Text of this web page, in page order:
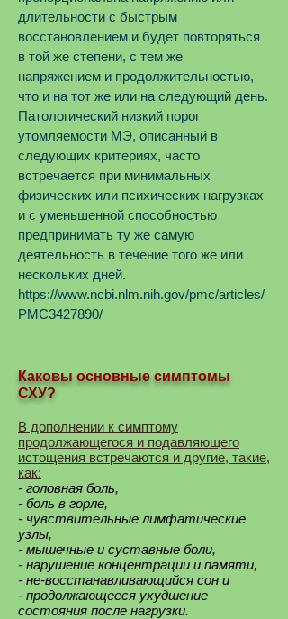
длительности с быстрым
восстановлением и будет повторяться
в той же степени, с тем же
напряжением и продолжительностью,
что и на тот же или на следующий день.
Патологический низкий порог
утомляемости МЭ, описанный в
следующих критериях, часто
встречается при минимальных
физических или психических нагрузках
и с уменьшенной способностью
предпринимать ту же самую
деятельность в течение того же или
нескольких дней.
https://www.ncbi.nlm.nih.gov/pmc/articles/
PMC3427890/
Каковы основные симптомы
СХУ?
В дополнении к симптому
продолжающегося и подавляющего
истощения встречаются и другие, такие,
как:
- головная боль,
- боль в горле,
- чувствительные лимфатические
узлы,
- мышечные и суставные боли,
- нарушение концентрации и памяти,
- не-восстанавливающийся сон и
- продолжающееся ухудшение
состояния после нагрузки.